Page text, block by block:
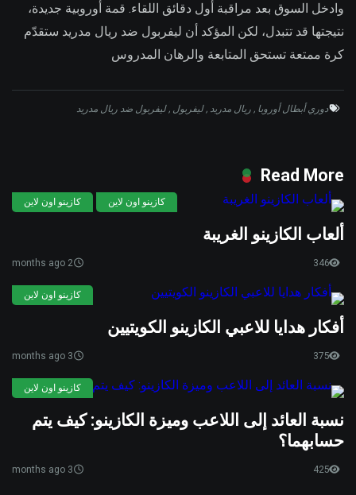
وادخل السوق بعد مراقبة أول دقائق اللقاء. قمة أوروبية جديدة،
نتيجتها قد تتبدل، لكن المؤكد أن ليفربول ضد ريال مدريد ستقدّم
كرة ممتعة تستحق المتابعة والرهان المدروس
دوري أبطال أوروبا , ريال مدريد ,ليفربول ,ليفربول ضد ريال مدريد
Read More
كازينو اون لاين كازينو اون لاين
ألعاب الكازينو الغريبة
2 months ago 346
كازينو اون لاين
أفكار هدايا للاعبي الكازينو الكويتيين
3 months ago 375
كازينو اون لاين
نسبة العائد إلى اللاعب وميزة الكازينو: كيف يتم
حسابهما؟
3 months ago 425